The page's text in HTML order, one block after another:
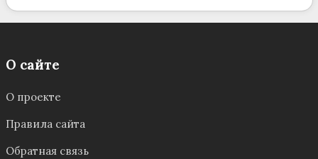
О сайте
О проекте
Правила сайта
Обратная связь